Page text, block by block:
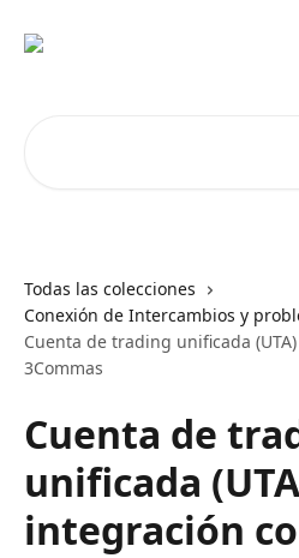
Todas las colecciones
Conexión de Intercambios y
Cuenta de trading unificada
3Commas
Cuenta de
unificada
integración